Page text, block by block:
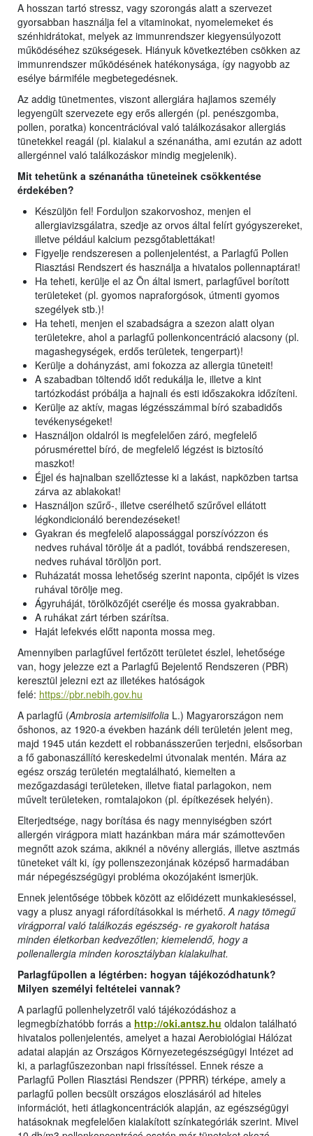
A hosszan tartó stressz, vagy szorongás alatt a szervezet
gyorsabban használja fel a vitaminokat, nyomelemeket és
szénhidrátokat, melyek az immunrendszer kiegyensúlyozott
működéséhez szükségesek. Hiányuk következtében csökken az
immunrendszer működésének hatékonysága, így nagyobb az
esélye bármiféle megbetegedésnek.
Az addig tünetmentes, viszont allergiára hajlamos személy
legyengült szervezete egy erős allergén (pl. penészgomba,
pollen, poratka) koncentrációval való találkozásakor allergiás
tünetekkel reagál (pl. kialakul a szénanátha, ami ezután az adott
allergénnel való találkozáskor mindig megjelenik).
Mit tehetünk a szénanátha tüneteinek csökkentése
érdekében?
Készüljön fel! Forduljon szakorvoshoz, menjen el
allergiavizsgálatra, szedje az orvos által felírt gyógyszereket,
illetve például kalcium pezsgőtablettákat!
Figyelje rendszeresen a pollenjelentést, a Parlagfű Pollen
Riasztási Rendszert és használja a hivatalos pollennaptárat!
Ha teheti, kerülje el az Ön által ismert, parlagfűvel borított
területeket (pl. gyomos napraforgósok, útmenti gyomos
szegélyek stb.)!
Ha teheti, menjen el szabadságra a szezon alatt olyan
területekre, ahol a parlagfű pollenkoncentráció alacsony (pl.
magashegységek, erdős területek, tengerpart)!
Kerülje a dohányzást, ami fokozza az allergia tüneteit!
A szabadban töltendő időt redukálja le, illetve a kint
tartózkodást próbálja a hajnali és esti időszakokra időzíteni.
Kerülje az aktív, magas légzésszámmal bíró szabadidős
tevékenységeket!
Használjon oldalról is megfelelően záró, megfelelő
pórusmérettel bíró, de megfelelő légzést is biztosító
maszkot!
Éjjel és hajnalban szellőztesse ki a lakást, napközben tartsa
zárva az ablakokat!
Használjon szűrő-, illetve cserélhető szűrővel ellátott
légkondicionáló berendezéseket!
Gyakran és megfelelő alapossággal porszívózzon és
nedves ruhával törölje át a padlót, továbbá rendszeresen,
nedves ruhával töröljön port.
Ruházatát mossa lehetőség szerint naponta, cipőjét is vizes
ruhával törölje meg.
Ágyruháját, törölközőjét cserélje és mossa gyakrabban.
A ruhákat zárt térben szárítsa.
Haját lefekvés előtt naponta mossa meg.
Amennyiben parlagfűvel fertőzött területet észlel, lehetősége
van, hogy jelezze ezt a Parlagfű Bejelentő Rendszeren (PBR)
keresztül jelezni ezt az illetékes hatóságok
felé: https://pbr.nebih.gov.hu
A parlagfű (Ambrosia artemisiifolia L.) Magyarországon nem
őshonos, az 1920-a években hazánk déli területén jelent meg,
majd 1945 után kezdett el robbanásszerűen terjedni, elsősorban
a fő gabonaszállító kereskedelmi útvonalak mentén. Mára az
egész ország területén megtalálható, kiemelten a
mezőgazdasági területeken, illetve fiatal parlagokon, nem
művelt területeken, romtalajokon (pl. építkezések helyén).
Elterjedtsége, nagy borítása és nagy mennyiségben szórt
allergén virágpora miatt hazánkban mára már számottevően
megnőtt azok száma, akiknél a növény allergiás, illetve asztmás
tüneteket vált ki, így pollenszezonjának középső harmadában
már népegészségügyi probléma okozójaként ismerjük.
Ennek jelentősége többek között az előidézett munkakieséssel,
vagy a plusz anyagi ráfordításokkal is mérhető.A nagy tömegű
virágporral való találkozás egészség- re gyakorolt hatása
minden életkorban kedvezőtlen; kiemelendő, hogy a
pollenallergia minden korosztályban kialakulhat.
Parlagfűpollen a légtérben: hogyan tájékozódhatunk?
Milyen személyi feltételei vannak?
A parlagfű pollenhelyzetről való tájékozódáshoz a
legmegbízhatóbb forrás a http://oki.antsz.hu oldalon található
hivatalos pollenjelentés, amelyet a hazai Aerobiológiai Hálózat
adatai alapján az Országos Környezetegészségügyi Intézet ad
ki, a parlagfűszezonban napi frissítéssel. Ennek része a
Parlagfű Pollen Riasztási Rendszer (PPRR) térképe, amely a
parlagfű pollen becsült országos eloszlásáról ad hiteles
információt, heti átlagkoncentrációk alapján, az egészségügyi
hatásoknak megfelelően kialakított színkategóriák szerint. Mivel